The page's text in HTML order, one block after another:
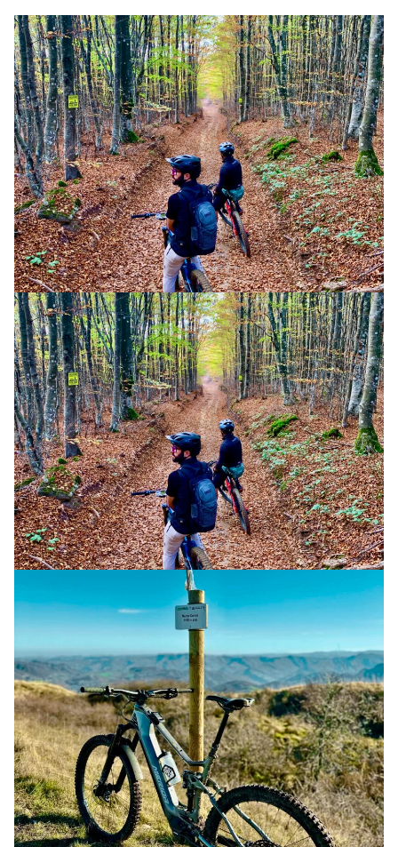
CORSO MTB ELETTRICA (1 GG) COURSE
BOLOGNA MONTANA ART TRAIL
25 SETTEMBRE 2026
CORSO MTB ELETTRICA (1 GG) COURSE
BOLOGNA MONTANA ART TRAIL
14 AGOSTO 2026
CORSO MTB ELETTRICA (1 GG) COURSE
TERRE DI CONFINE GUARDANDO AD EST
20 GIUGNO 2026